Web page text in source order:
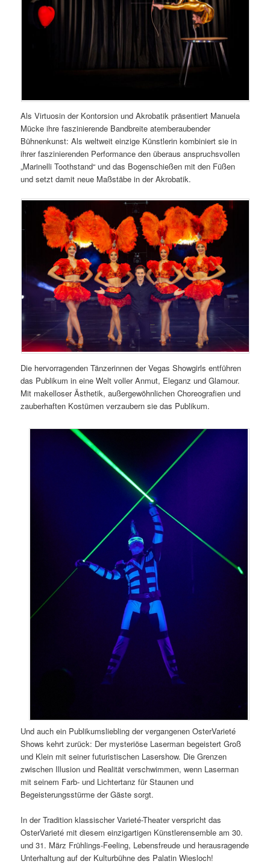
Als Virtuosin der Kontorsion und Akrobatik präsentiert Manuela
Mücke ihre faszinierende Bandbreite atemberaubender
Bühnenkunst: Als weltweit einzige Künstlerin kombiniert sie in
ihrer faszinierenden Performance den überaus anspruchsvollen
„Marinelli Toothstand“ und das Bogenschießen mit den Füßen
und setzt damit neue Maßstäbe in der Akrobatik.
Die hervorragenden Tänzerinnen der Vegas Showgirls entführen
das Publikum in eine Welt voller Anmut, Eleganz und Glamour.
Mit makelloser Ästhetik, außergewöhnlichen Choreografien und
zauberhaften Kostümen verzaubern sie das Publikum.
Und auch ein Publikumsliebling der vergangenen OsterVarieté
Shows kehrt zurück: Der mysteriöse Laserman begeistert Groß
und Klein mit seiner futuristischen Lasershow. Die Grenzen
zwischen Illusion und Realität verschwimmen, wenn Laserman
mit seinem Farb- und Lichtertanz für Staunen und
Begeisterungsstürme der Gäste sorgt.
In der Tradition klassischer Varieté-Theater verspricht das
OsterVarieté mit diesem einzigartigen Künstlerensemble am 30.
und 31. März Frühlings-Feeling, Lebensfreude und herausragende
Unterhaltung auf der Kulturbühne des Palatin Wiesloch!